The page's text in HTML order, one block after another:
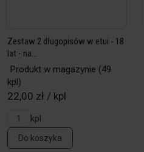
Zestaw 2 długopisów w etui - 18
lat - na...
Produkt w magazynie (49
kpl)
22,00 zł / kpl
kpl
Do koszyka